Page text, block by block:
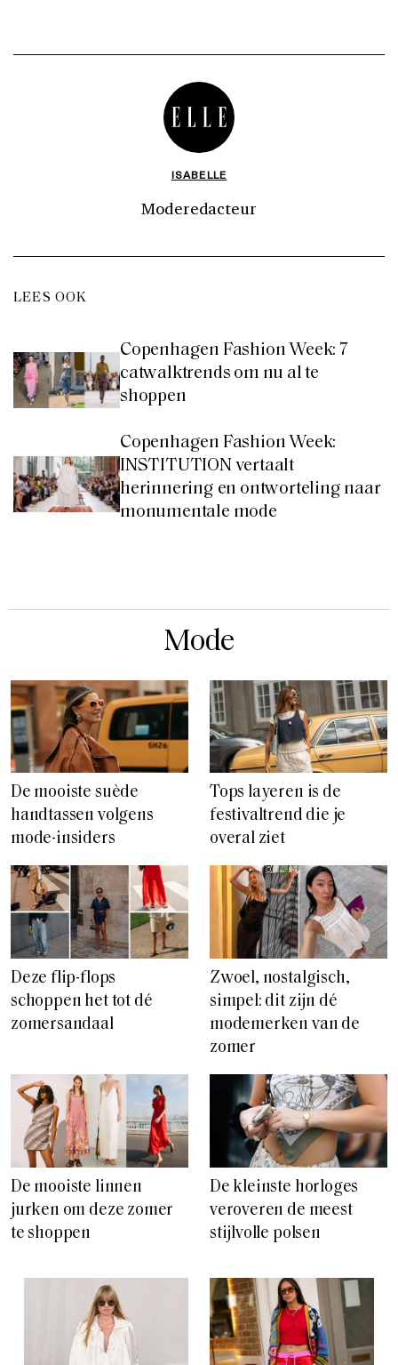
ISABELLE
Moderedacteur
LEES OOK
Copenhagen Fashion Week: 7
catwalktrends om nu al te
shoppen
Copenhagen Fashion Week:
INSTITUTION vertaalt
herinnering en ontworteling naar
monumentale mode
Mode
De mooiste suède
handtassen volgens
mode-insiders
Tops layeren is de
festivaltrend die je
overal ziet
Deze flip-flops
schoppen het tot dé
zomersandaal
Zwoel, nostalgisch,
simpel: dit zijn dé
modemerken van de
zomer
De mooiste linnen
jurken om deze zomer
te shoppen
De kleinste horloges
veroveren de meest
stijlvolle polsen